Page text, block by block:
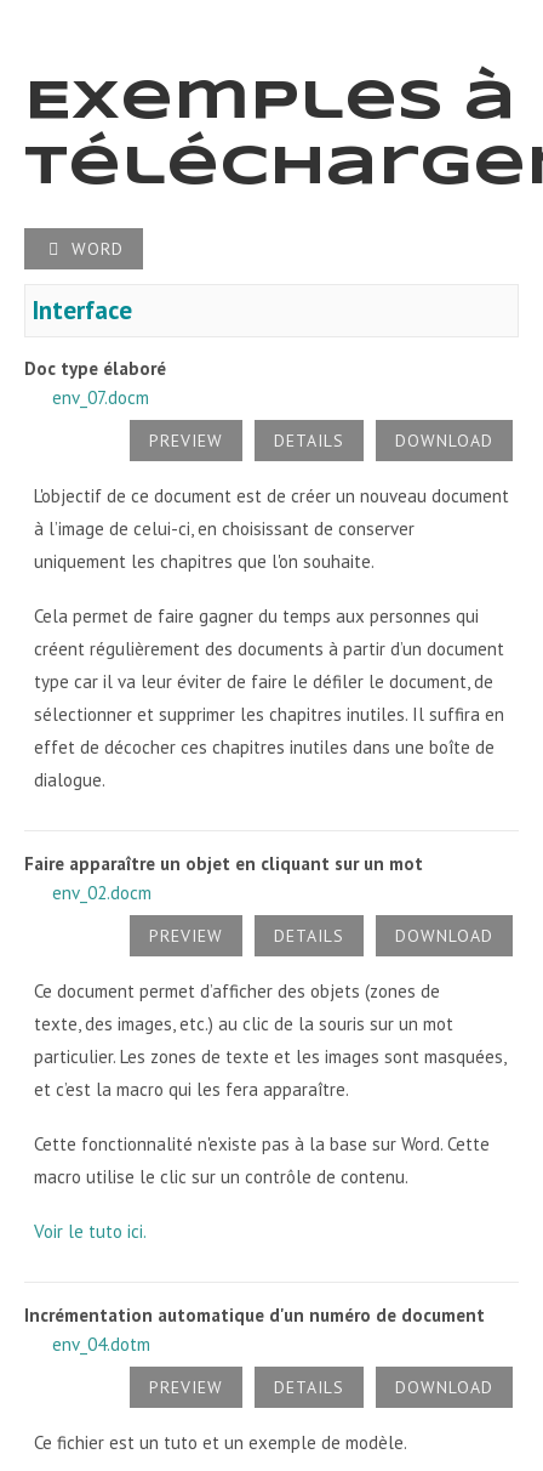
Exemples à
WORD
Interface
Doc type élaboré
env_07.docm
DOWNLOAD
DETAILS
PREVIEW
L'objectif de ce document est de créer un nouveau document
à l’image de celui-ci, en choisissant de conserver
uniquement les chapitres que l'on souhaite.
Cela permet de faire gagner du temps aux personnes qui
créent régulièrement des documents à partir d’un document
type car il va leur éviter de faire le défiler le document, de
sélectionner et supprimer les chapitres inutiles. Il suffira en
effet de décocher ces chapitres inutiles dans une boîte de
dialogue.
Faire apparaître un objet en cliquant sur un mot
env_02.docm
DOWNLOAD
DETAILS
PREVIEW
Ce document permet d’afficher des objets (zones de
texte, des images, etc.) au clic de la souris sur un mot
particulier. Les zones de texte et les images sont masquées,
et c’est la macro qui les fera apparaître.
Cette fonctionnalité n'existe pas à la base sur Word. Cette
macro utilise le clic sur un contrôle de contenu.
Voir le tuto ici.
Incrémentation automatique d'un numéro de document
env_04.dotm
DOWNLOAD
DETAILS
PREVIEW
Ce fichier est un tuto et un exemple de modèle.